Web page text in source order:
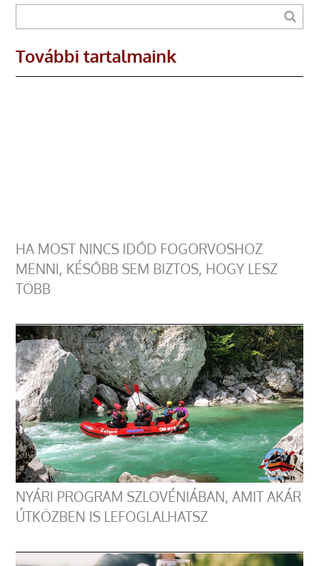
További tartalmaink
HA MOST NINCS IDŐD FOGORVOSHOZ
MENNI, KÉSŐBB SEM BIZTOS, HOGY LESZ
TÖBB
NYÁRI PROGRAM SZLOVÉNIÁBAN, AMIT AKÁR
ÚTKÖZBEN IS LEFOGLALHATSZ